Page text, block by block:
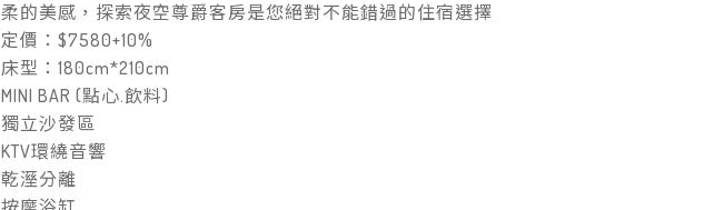
柔的美感，探索夜空尊爵客房是您絕對不能錯過的住宿選擇
定價：$7580+10%
床型：180cm*210cm
MINI BAR (點心.飲料)
獨立沙發區
KTV環繞音響
乾溼分離